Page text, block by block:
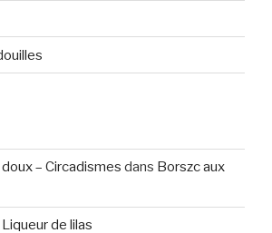
– Circadismes dans Borszc aux
Liqueur de lilas